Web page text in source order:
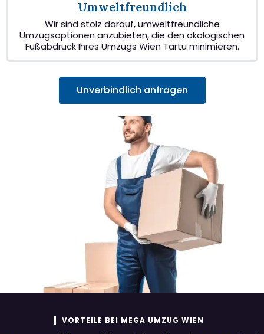
Umweltfreundlich
Wir sind stolz darauf, umweltfreundliche
Umzugsoptionen anzubieten, die den ökologischen
Fußabdruck Ihres Umzugs Wien Tartu minimieren.
Unverbindlich anfragen
VORTEILE BEI MEGA UMZUG WIEN